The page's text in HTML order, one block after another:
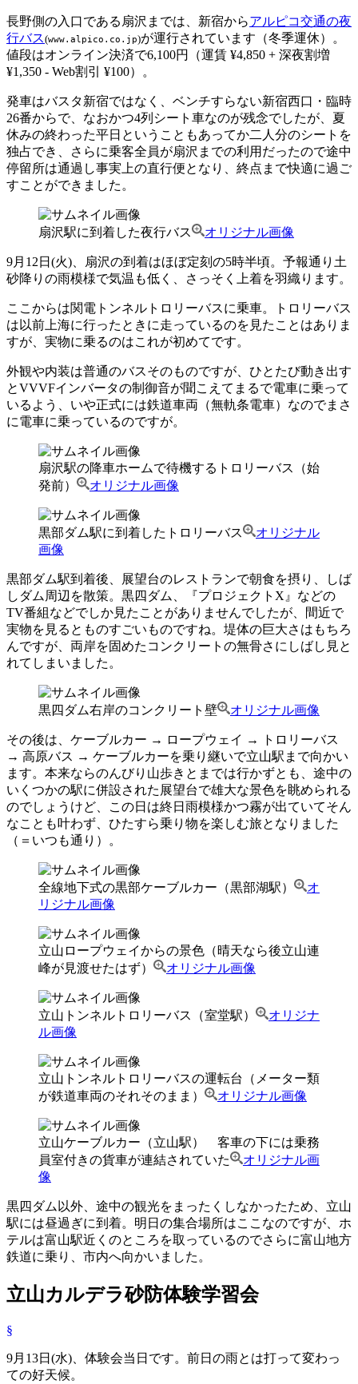
長野側の入口である扇沢までは、新宿からアルピコ交通の夜
行バス(www.alpico.co.jp)が運行されています（冬季運休）。
値段はオンライン決済で6,100円（運賃 ¥4,850 + 深夜割増
¥1,350 - Web割引 ¥100）。
発車はバスタ新宿ではなく、ベンチすらない新宿西口・臨時
26番からで、なおかつ4列シート車なのが残念でしたが、夏
休みの終わった平日ということもあってか二人分のシートを
独占でき、さらに乗客全員が扇沢までの利用だったので途中
停留所は通過し事実上の直行便となり、終点まで快適に過ご
すことができました。
扇沢駅に到着した夜行バス オリジナル画像
9月12日(火)、扇沢の到着はほぼ定刻の5時半頃。予報通り土
砂降りの雨模様で気温も低く、さっそく上着を羽織ります。
ここからは関電トンネルトロリーバスに乗車。トロリーバス
は以前上海に行ったときに走っているのを見たことはありま
すが、実物に乗るのはこれが初めてです。
外観や内装は普通のバスそのものですが、ひとたび動き出す
とVVVFインバータの制御音が聞こえてまるで電車に乗って
いるよう、いや正式には鉄道車両（無軌条電車）なのでまさ
に電車に乗っているのですが。
扇沢駅の降車ホームで待機するトロリーバス（始
発前）
オリジナル画像
黒部ダム駅に到着したトロリーバス
オリジナル
画像
黒部ダム駅到着後、展望台のレストランで朝食を摂り、しば
しダム周辺を散策。黒四ダム、『プロジェクトX』などの
TV番組などでしか見たことがありませんでしたが、間近で
実物を見るとものすごいものですね。堤体の巨大さはもちろ
んですが、両岸を固めたコンクリートの無骨さにしばし見と
れてしまいました。
黒四ダム右岸のコンクリート壁 オリジナル画像
その後は、ケーブルカー → ロープウェイ → トロリーバス
→ 高原バス → ケーブルカーを乗り継いで立山駅まで向かい
ます。本来ならのんびり山歩きとまでは行かずとも、途中の
いくつかの駅に併設された展望台で雄大な景色を眺められる
のでしょうけど、この日は終日雨模様かつ霧が出ていてそん
なことも叶わず、ひたすら乗り物を楽しむ旅となりました
（＝いつも通り）。
全線地下式の黒部ケーブルカー（黒部湖駅）
オ
リジナル画像
立山ロープウェイからの景色（晴天なら後立山連
峰が見渡せたはず）
オリジナル画像
立山トンネルトロリーバス（室堂駅）
オリジナ
ル画像
立山トンネルトロリーバスの運転台（メーター類
が鉄道車両のそれそのまま）
オリジナル画像
立山ケーブルカー（立山駅） 客車の下には乗務
員室付きの貨車が連結されていた
オリジナル画
像
黒四ダム以外、途中の観光をまったくしなかったため、立山
駅には昼過ぎに到着。明日の集合場所はここなのですが、ホ
テルは富山駅近くのところを取っているのでさらに富山地方
鉄道に乗り、市内へ向かいました。
立山カルデラ砂防体験学習会
§
9月13日(水)、体験会当日です。前日の雨とは打って変わっ
ての好天候。